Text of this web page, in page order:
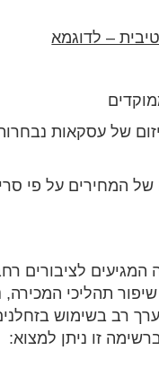
של עסקאות
של המחירים על פי
לציבורים
תהליכי המכירה,
רב בשימוש
זו ניתן למצוא: